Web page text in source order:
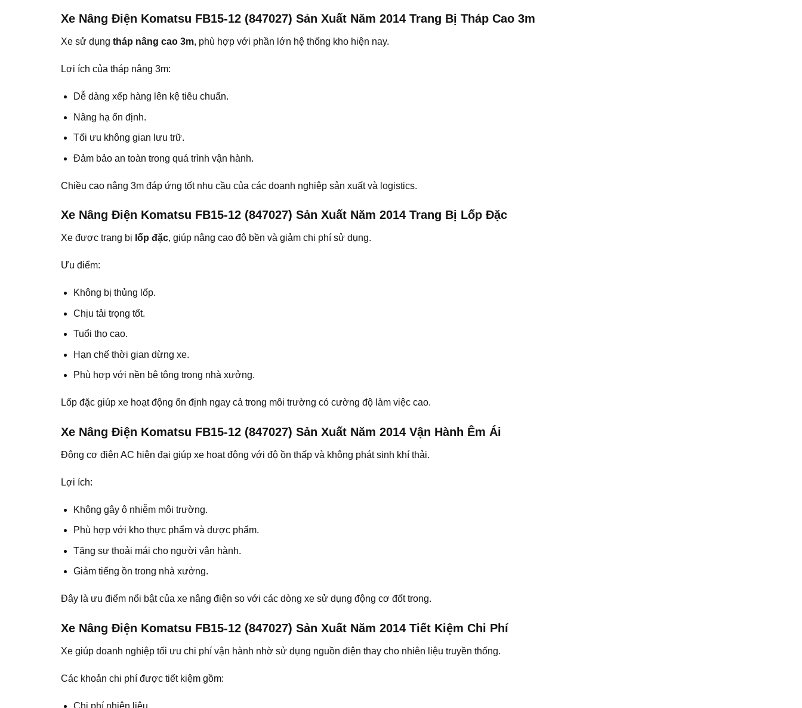
Xe Nâng Điện Komatsu FB15-12 (847027) Sản Xuất Năm 2014 Trang Bị Tháp Cao 3m
Xe sử dụng tháp nâng cao 3m, phù hợp với phần lớn hệ thống kho hiện nay.
Lợi ích của tháp nâng 3m:
Dễ dàng xếp hàng lên kệ tiêu chuẩn.
Nâng hạ ổn định.
Tối ưu không gian lưu trữ.
Đảm bảo an toàn trong quá trình vận hành.
Chiều cao nâng 3m đáp ứng tốt nhu cầu của các doanh nghiệp sản xuất và logistics.
Xe Nâng Điện Komatsu FB15-12 (847027) Sản Xuất Năm 2014 Trang Bị Lốp Đặc
Xe được trang bị lốp đặc, giúp nâng cao độ bền và giảm chi phí sử dụng.
Ưu điểm:
Không bị thủng lốp.
Chịu tải trọng tốt.
Tuổi thọ cao.
Hạn chế thời gian dừng xe.
Phù hợp với nền bê tông trong nhà xưởng.
Lốp đặc giúp xe hoạt động ổn định ngay cả trong môi trường có cường độ làm việc cao.
Xe Nâng Điện Komatsu FB15-12 (847027) Sản Xuất Năm 2014 Vận Hành Êm Ái
Động cơ điện AC hiện đại giúp xe hoạt động với độ ồn thấp và không phát sinh khí thải.
Lợi ích:
Không gây ô nhiễm môi trường.
Phù hợp với kho thực phẩm và dược phẩm.
Tăng sự thoải mái cho người vận hành.
Giảm tiếng ồn trong nhà xưởng.
Đây là ưu điểm nổi bật của xe nâng điện so với các dòng xe sử dụng động cơ đốt trong.
Xe Nâng Điện Komatsu FB15-12 (847027) Sản Xuất Năm 2014 Tiết Kiệm Chi Phí
Xe giúp doanh nghiệp tối ưu chi phí vận hành nhờ sử dụng nguồn điện thay cho nhiên liệu truyền thống.
Các khoản chi phí được tiết kiệm gồm:
Chi phí nhiên liệu.